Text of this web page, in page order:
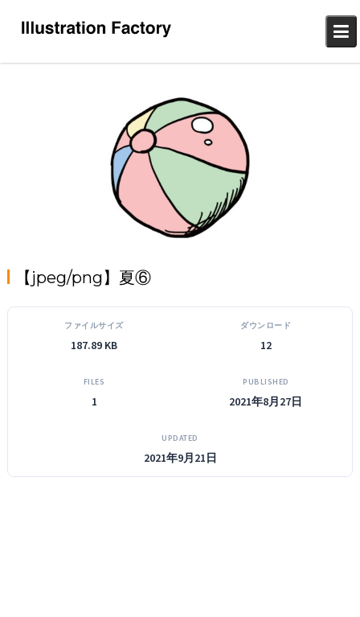
【jpeg/png】夏⑥
ファイルサイズ
187.89 KB
ダウンロード
12
FILES
1
PUBLISHED
2021年8月27日
UPDATED
2021年9月21日